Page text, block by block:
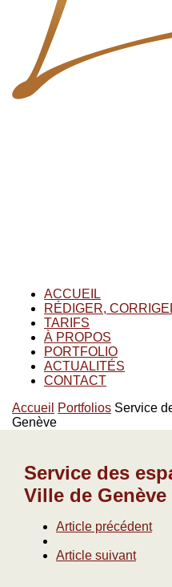
ACCUEIL
RÉDIGER,
TARIFS
À PROPOS
PORTFOLIO
ACTUALITÉS
CONTACT
Accueil
Portfolios Service
Genève
Service des
Ville de Genève
Article précédent
Article suivant